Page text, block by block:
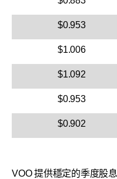
$0.953
$1.006
$1.092
$0.953
$0.902
VOO 提供穩定的季度股